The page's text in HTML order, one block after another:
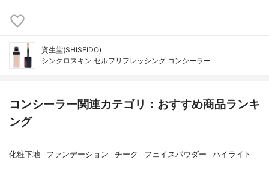
資生堂(SHISEIDO)
シンクロスキン セルフリフレッシング コンシーラー
コンシーラー関連カテゴリ：おすすめ商品ランキ
ング
化粧下地 ファンデーション チーク フェイスパウダー ハイライト